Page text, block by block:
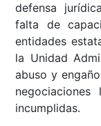
defensa
falta de
entidades
la Unidad
abuso y
incumplidas.